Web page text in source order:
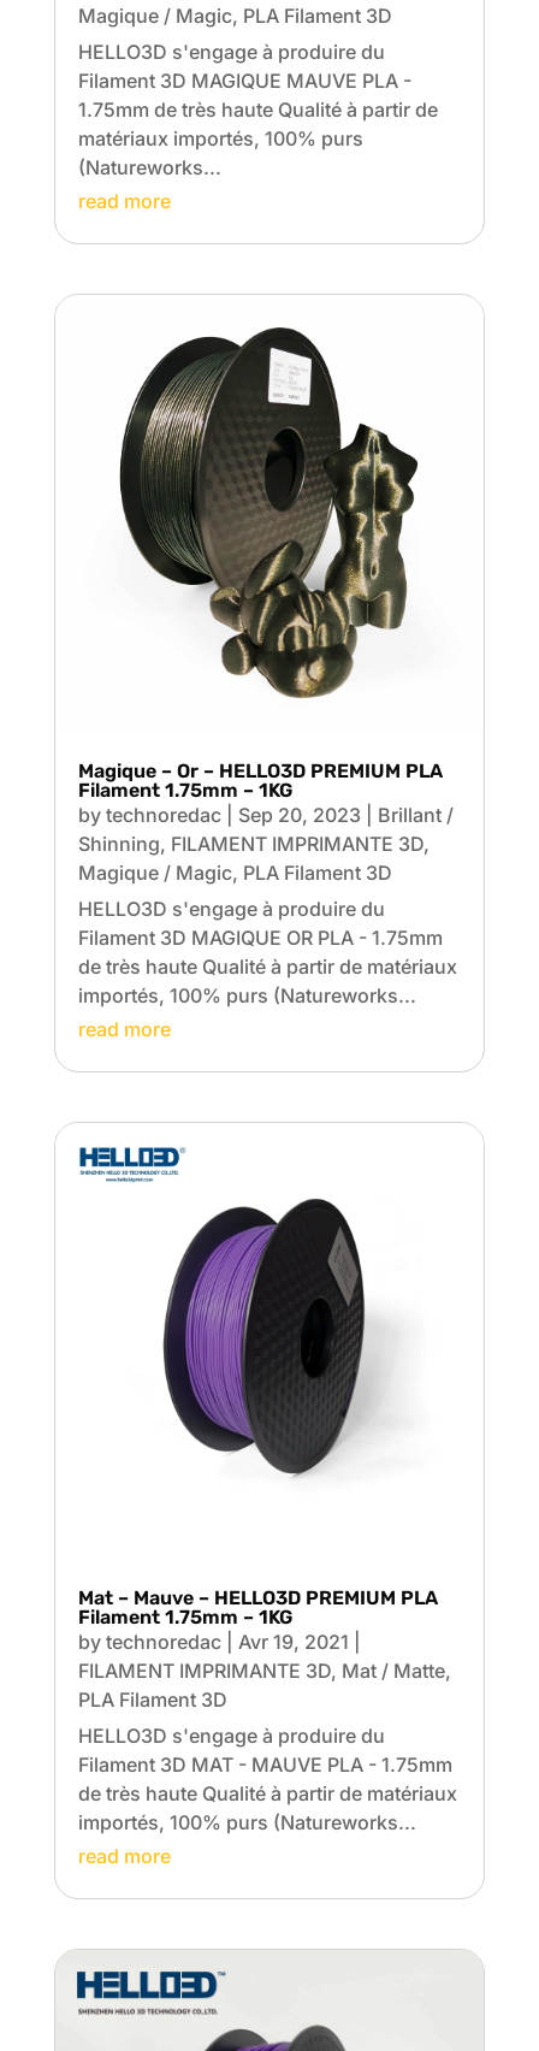
Magique / Magic, PLA Filament 3D
HELLO3D s'engage à produire du
Filament 3D MAGIQUE MAUVE PLA -
1.75mm de très haute Qualité à partir de
matériaux importés, 100% purs
(Natureworks...
read more
Magique – Or – HELLO3D PREMIUM PLA
Filament 1.75mm – 1KG
by technoredac| Sep 20, 2023
Brillant /
Shinning, FILAMENT IMPRIMANTE 3D,
Magique / Magic, PLA Filament 3D
HELLO3D s'engage à produire du
Filament 3D MAGIQUE OR PLA - 1.75mm
de très haute Qualité à partir de matériaux
importés, 100% purs (Natureworks...
read more
Mat – Mauve – HELLO3D PREMIUM PLA
Filament 1.75mm – 1KG
by technoredac| Avr 19, 2021
FILAMENT IMPRIMANTE 3D, Mat / Matte,
PLA Filament 3D
HELLO3D s'engage à produire du
Filament 3D MAT - MAUVE PLA - 1.75mm
de très haute Qualité à partir de matériaux
importés, 100% purs (Natureworks...
read more